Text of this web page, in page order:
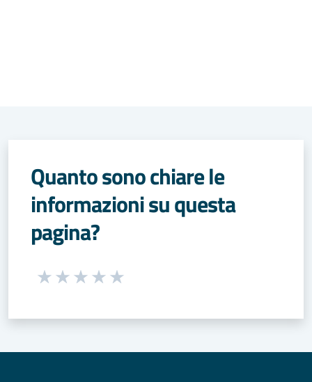
Quanto sono chiare le
informazioni su questa
pagina?
Seleziona una valutazione da 1 a 5 stelle